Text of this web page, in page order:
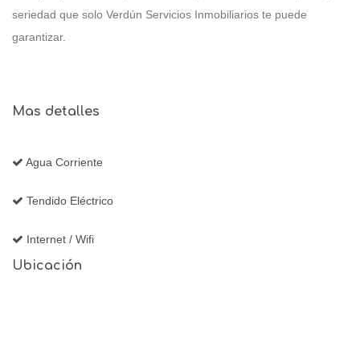
seriedad que solo Verdún Servicios Inmobiliarios te puede
garantizar.
Mas detalles
Agua Corriente
Tendido Eléctrico
Internet / Wifi
Ubicación